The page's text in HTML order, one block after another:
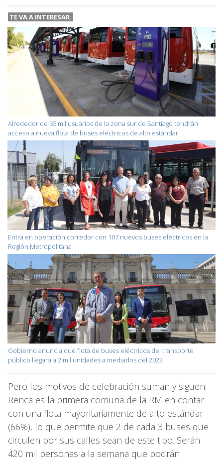
TE VA A INTERESAR:
Alrededor de 55 mil usuarios de la zona sur de Santiago tendrán
acceso a nueva flota de buses eléctricos de alto estándar
Entra en operación corredor con 107 nuevos buses eléctricos en la
Región Metropolitana
Gobierno anuncia que flota de buses eléctricos del transporte
público llegará a 2 mil unidades a mediados del 2023
Pero los motivos de celebración suman y siguen:
Renca es la primera comuna de la RM en contar
con una flota mayoritariamente de alto estándar
(66%), lo que permite que 2 de cada 3 buses que
circulen por sus calles sean de este tipo. Serán
420 mil personas a la semana que podrán